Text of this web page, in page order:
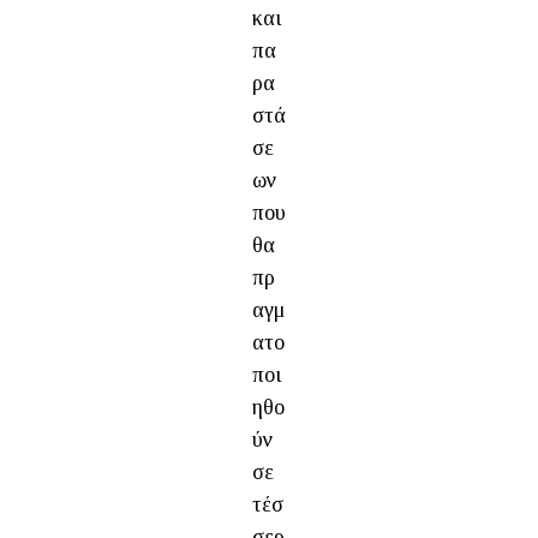
και
πα
ρα
στά
σε
ων
που
θα
πρ
αγμ
ατο
ποι
ηθο
ύν
σε
τέσ